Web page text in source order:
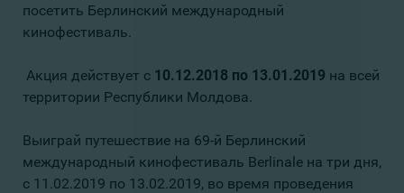
посетить Берлинский международный
кинофестиваль.
Акция действует с 10.12.2018 по 13.01.2019 на всей
территории Республики Молдова.
Выиграй путешествие на 69-й Берлинский
международный кинофестиваль Berlinale на три дня,
с 11.02.2019 по 13.02.2019, во время проведения